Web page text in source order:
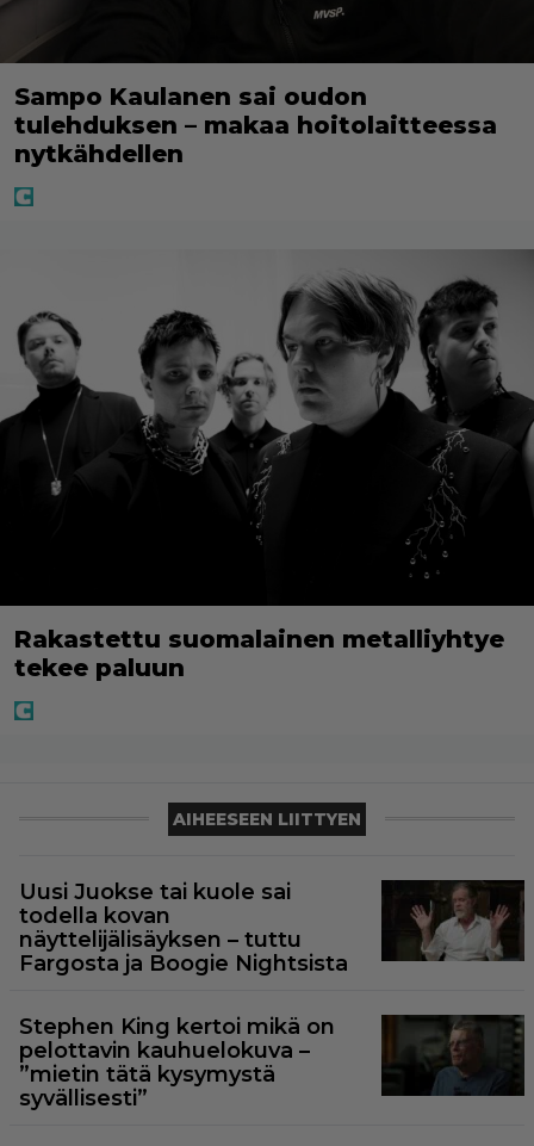
Sampo Kaulanen sai oudon
tulehduksen – makaa hoitolaitteessa
nytkähdellen
Rakastettu suomalainen metalliyhtye
tekee paluun
AIHEESEEN LIITTYEN
Uusi Juokse tai kuole sai
todella kovan
näyttelijälisäyksen – tuttu
Fargosta ja Boogie Nightsista
Stephen King kertoi mikä on
pelottavin kauhuelokuva –
”mietin tätä kysymystä
syvällisesti”